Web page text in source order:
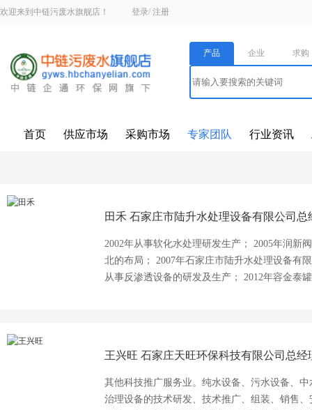
欢迎来到中链污废水旗舰店！ 登录/ 注册
产品 企业 求购
首页 供应市场 采购市场 专家团队 行业资讯
田禾 石家庄市陆升水处理设备有限公司总
2002年从事软化水处理研发生产； 2005年润新
北的布局； 2007年石家庄市陆升水处理设备有
从事反渗透设备的研发及生产； 2012年容金泰
王兴旺 石家庄天旺环保科技有限公司总经
其他科技推广服务业。纯水设备、污水设备、
治理设备的技术研发、技术推广、组装、销售